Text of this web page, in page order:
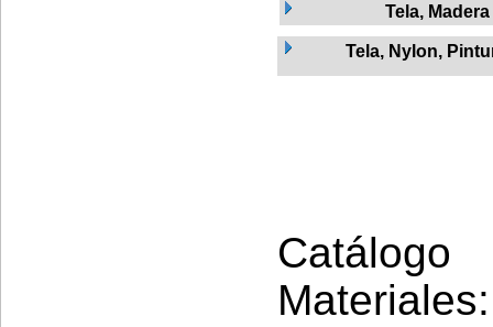
Tela, Madera
Tela, Nylon,